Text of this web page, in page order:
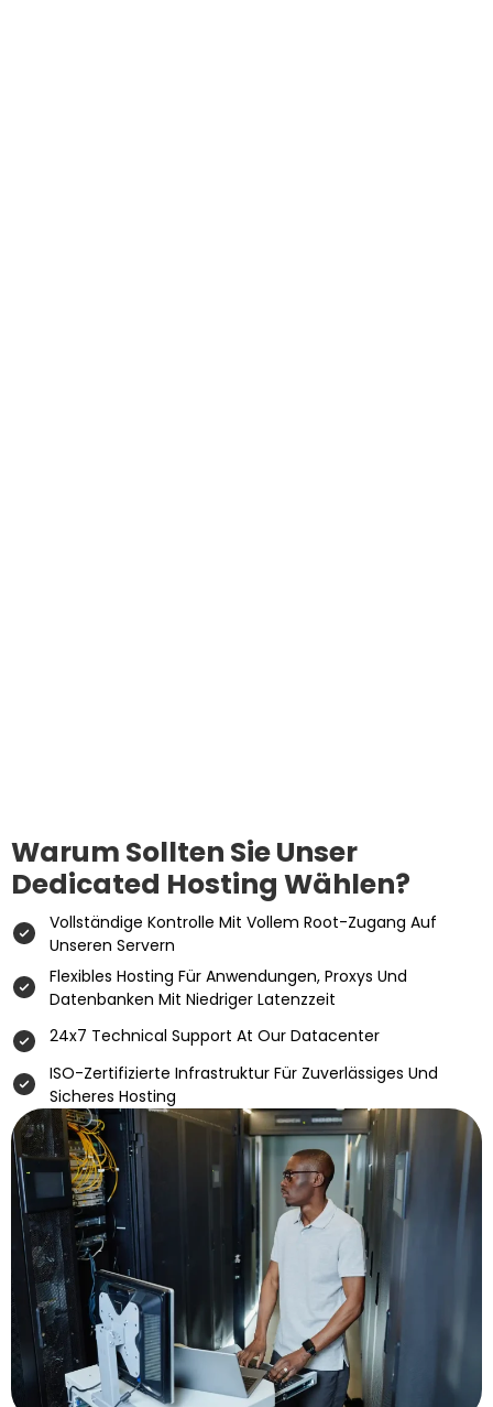
Warum Sollten Sie Unser
Dedicated Hosting Wählen?
Vollständige Kontrolle Mit Vollem Root-Zugang Auf
Unseren Servern
Flexibles Hosting Für Anwendungen, Proxys Und
Datenbanken Mit Niedriger Latenzzeit
24x7 Technical Support At Our Datacenter
ISO-Zertifizierte Infrastruktur Für Zuverlässiges Und
Sicheres Hosting